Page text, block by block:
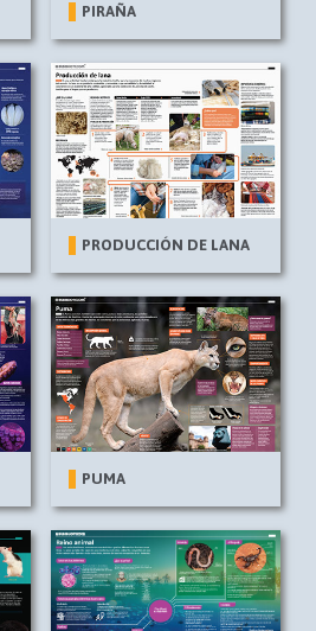
PIRAÑA
PRODUCCIÓN DE LANA
PUMA